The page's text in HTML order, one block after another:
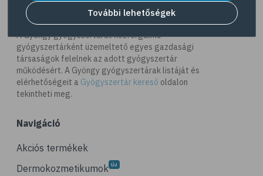
# B-vitamin
# folsav
# E-vitamin
# gluténérzékenység
# vas
# gluténmentes
A Gyöngy gyógyszertárat közforgalmú
gyógyszertárként üzemeltető egyes gazdasági
társaságok felelnek az adott gyógyszertár
működésért. A Gyöngy gyógyszertárak listáját és
elérhetőségeit a Gyógyszertár kereső oldalon
tekintheti meg.
Navigáció
Akciós termékek
Dermokozmetikumok
További lehetőségek